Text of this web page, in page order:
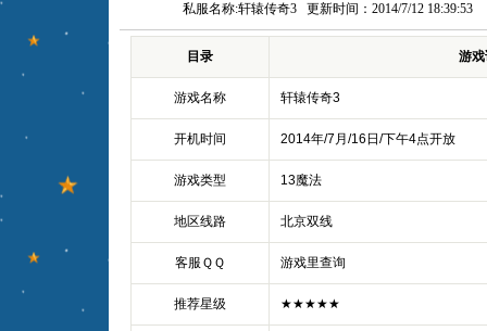
私服名称:轩辕传奇3更新时间：2014/7/12 18:39:53
目录 游
游戏名称 轩辕传奇3
开机时间 2014年/7月/16日/下午4点开放
游戏类型 13魔法
地区线路 北京双线
客服ＱＱ 游戏里查询
推荐星级 ★★★★★